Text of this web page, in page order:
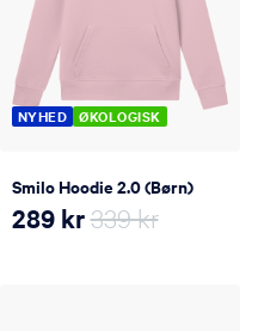
NYHED ØKOLOGISK
Smilo Hoodie 2.0 (Børn)
289 kr339 kr